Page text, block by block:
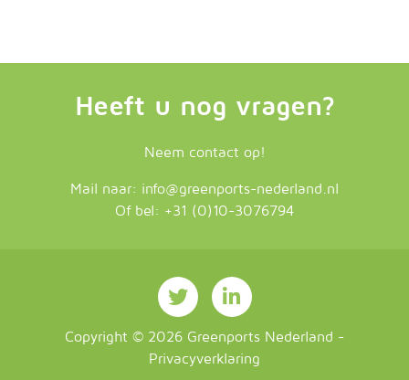
Heeft u nog vragen?
Neem contact op!
Mail naar: info@greenports-nederland.nl
Of bel: +31 (0)10-3076794
Copyright © 2026 Greenports Nederland -
Privacyverklaring